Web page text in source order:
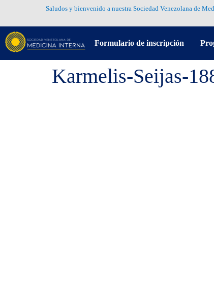
Saludos y bienvenido a nuestra Sociedad Venezolana de
Formulario de inscripción
Karmelis-Seijas-